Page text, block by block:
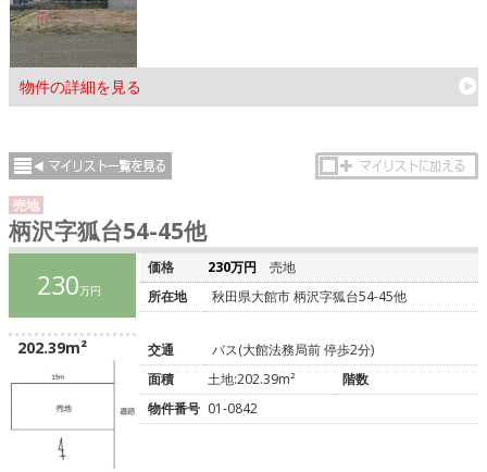
物件の詳細を見る
売地
柄沢字狐台54-45他
230万円
202.39m²
価格 230万円
売地
所在地
秋田県大館市 柄沢字狐台54-45他
交通
バス(大館法務局前 停歩2分)
面積
土地:202.39m²
階数
物件番号 01-0842